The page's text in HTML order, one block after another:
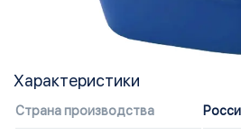
Характеристики
Страна производства